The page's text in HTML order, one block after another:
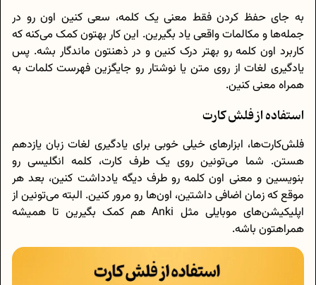
به جای حفظ کردن فقط معنی یک کلمه، سعی کنین اون رو در
جمله‌ها و مکالمات واقعی یاد بگیرین. این کار بهتون کمک می‌کنه که
کاربرد اون کلمه رو بهتر درک کنین و در ذهنتون ماندگار بشه. پس
یادگیری لغات از روی متن یا نوشتار رو جایگزین فهرست کلمات به
همراه معنی کنین.
استفاده از فلش کارت
فلش‌کارت‌ها، ابزارهای خیلی خوبی برای یادگیری لغات زبان یازدهم
هستن. شما می‌تونین روی یک طرف کارت، کلمه انگلیسی رو
بنویسین و معنی اون کلمه رو طرف دیگه یادداشت کنین، بعد هر
موقع که زمان اضافی داشتین، اون‌ها رو مرور کنین. البته می‌تونین از
اپلیکیشن‌های موبایلی مثل Anki هم کمک بگیرین تا همیشه
همراهتون باشه.